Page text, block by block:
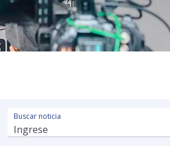
Buscar noticia